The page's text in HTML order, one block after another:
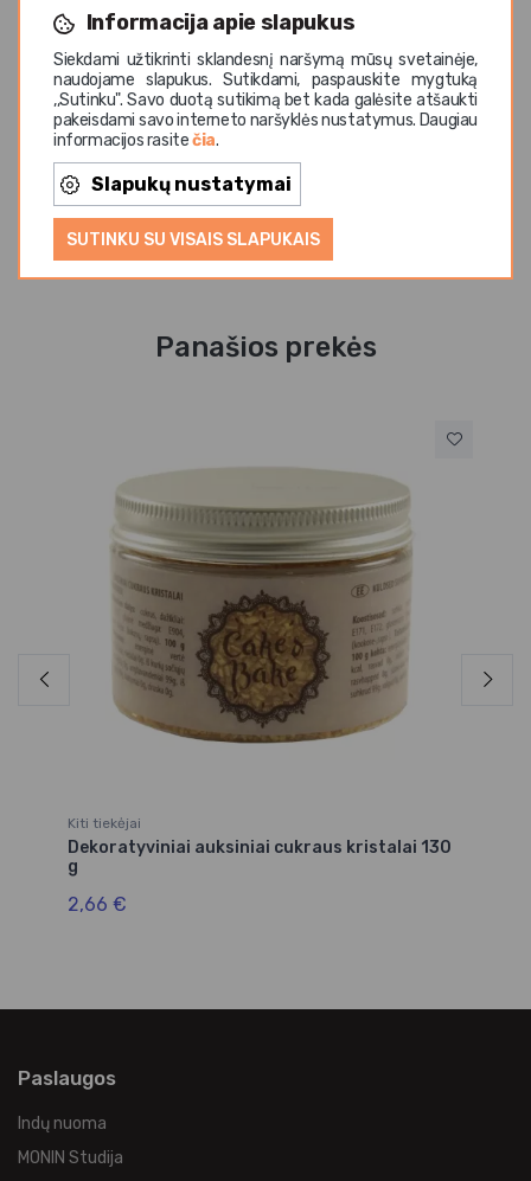
Informacija apie slapukus
Siekdami užtikrinti sklandesnį naršymą mūsų svetainėje,
naudojame slapukus. Sutikdami, paspauskite mygtuką
,,Sutinku". Savo duotą sutikimą bet kada galėsite atšaukti
pakeisdami savo interneto naršyklės nustatymus. Daugiau
informacijos rasitečia.
Slapukų nustatymai
SUTINKU SU VISAIS SLAPUKAIS
reguliuojanti medžiaga: E330.
Laikyti vėsioje, sausoje vietoje.
Maistingumas 100 g: Energinė vertė (kcal): 1571.7 kJ /
394 kcal, riebalų (g): 0; iš kurių sočiųjų riebalų rūgščių
(g): 0; angliavandenių (g): 91.4, iš kurių cukrų (g): 91.1;
skaidulų (g): 0.4; baltymų (g): 6.7, druskos (g): 0.68.
Geriausias iki datos, nurodytos ant dėžutės.
Panašios prekės
Kiti tiekėjai
Dekoratyviniai auksiniai cukraus kristalai 130
g
2,66 €
Paslaugos
Indų nuoma
MONIN Studija